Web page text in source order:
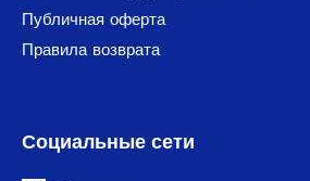
Публичная оферта
Правила возврата
Социальные сети